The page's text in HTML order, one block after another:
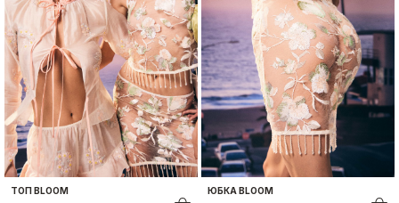
ТОП BLOOM ЮБКА BLOOM